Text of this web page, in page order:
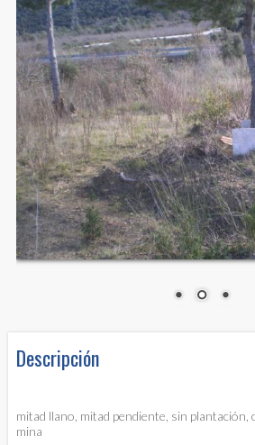
Descripción
mitad llano, mitad pendiente, sin plantación,
mina